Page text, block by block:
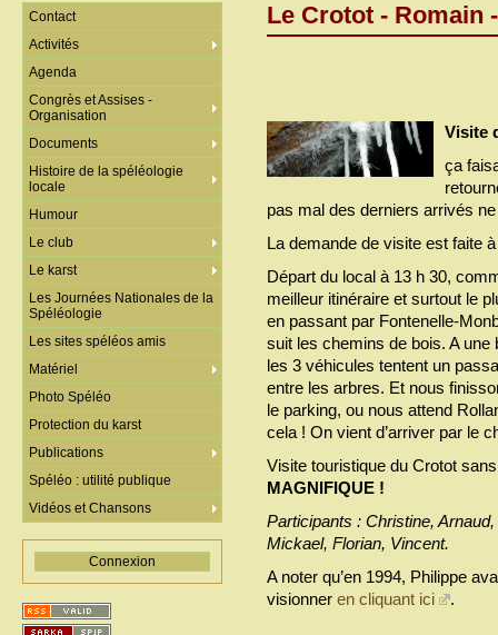
Le Crotot - Romain
Visite
ça
pas mal des derniers arrivés
La demande de visite est faite
Départ du local à 13 h 30,
meilleur itinéraire et surtout le
en passant par Fontenelle-
suit les chemins de bois. A
les 3 véhicules tentent un
entre les arbres. Et nous
le parking, ou nous attend
cela ! On vient d’arriver par le
Visite touristique du Crotot
MAGNIFIQUE !
Participants : Christine,
Mickael, Florian, Vincent.
A noter qu’en 1994, Philippe
visionner en cliquant ici .
Contact
Activités
Agenda
Congrès et Assises -
Organisation
Documents
Histoire de la spéléologie
locale
Humour
Le club
Le karst
Les Journées Nationales de la
Spéléologie
Les sites spéléos amis
Matériel
Photo Spéléo
Protection du karst
Publications
Spéléo : utilité publique
Vidéos et Chansons
Connexion